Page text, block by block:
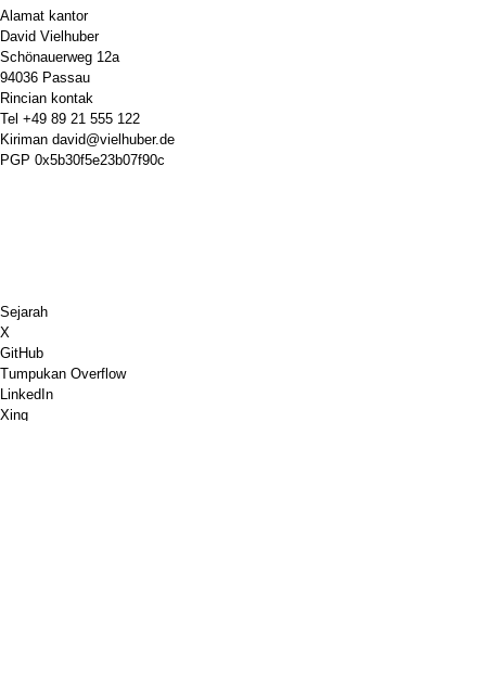
Alamat kantor
David Vielhuber
Schönauerweg 12a
94036 Passau
Rincian kontak
Tel +49 89 21 555 122
Kiriman david@vielhuber.de
PGP 0x5b30f5e23b07f90c
Sejarah
X
GitHub
Tumpukan Overflow
LinkedIn
Xing